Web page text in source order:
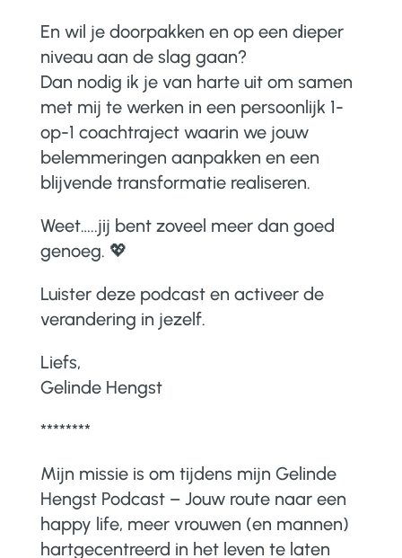
En wil je doorpakken en op een dieper
niveau aan de slag gaan?
Dan nodig ik je van harte uit om samen
met mij te werken in een persoonlijk 1-
op-1 coachtraject waarin we jouw
belemmeringen aanpakken en een
blijvende transformatie realiseren.
Weet…..jij bent zoveel meer dan goed
genoeg. 💖
Luister deze podcast en activeer de
verandering in jezelf.
Liefs,
Gelinde Hengst
********
Mijn missie is om tijdens mijn Gelinde
Hengst Podcast – Jouw route naar een
happy life, meer vrouwen (en mannen)
hartgecentreerd in het leven te laten